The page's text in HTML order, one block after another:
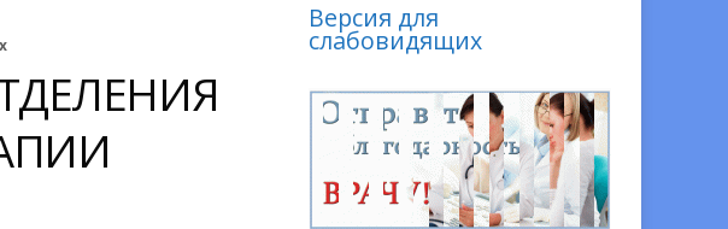
Версия для
слабовидящих